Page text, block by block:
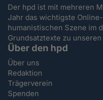
Der hpd ist mit mehreren
Jahr das wichtigste
humanistischen Szene im
Grundsatztexte zu
Über den hpd
Über uns
Redaktion
Trägerverein
Spenden